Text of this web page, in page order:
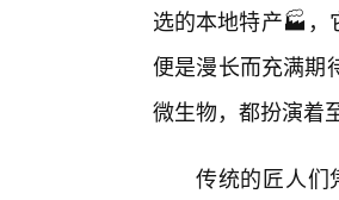
选的本地特产🏭，
便是漫长而充满期
微生物，都扮演着
传统的匠人们